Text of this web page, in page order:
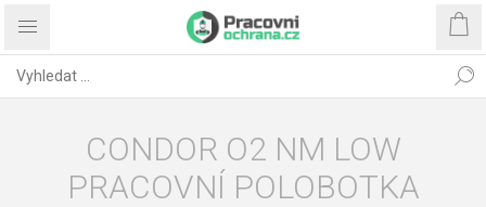
CONDOR O2 NM LOW
PRACOVNÍ POLOBOTKA